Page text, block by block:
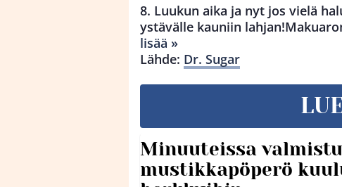
8. Luukun aika ja nyt jos vielä
ystävälle kauniin
lisää »
Lähde: Dr. Sugar
Minuuteissa
mustikkapöperö